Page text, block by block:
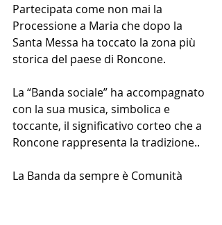
Partecipata come non mai la
Processione a Maria che dopo la
Santa Messa ha toccato la zona più
storica del paese di Roncone.
La “Banda sociale” ha accompagnato
con la sua musica, simbolica e
toccante, il significativo corteo che a
Roncone rappresenta la tradizione..
La Banda da sempre è Comunità